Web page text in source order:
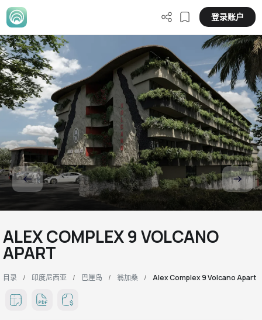
登录账户
ALEX COMPLEX 9 VOLCANO
APART
目录 印度尼西亚 巴厘岛 翁加桑 Alex Complex 9 Volcano Apart